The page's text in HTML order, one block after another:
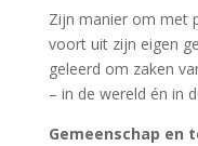
Zijn manier om met
voort uit zijn eigen
geleerd om zaken
– in de wereld én in
Gemeenschap en